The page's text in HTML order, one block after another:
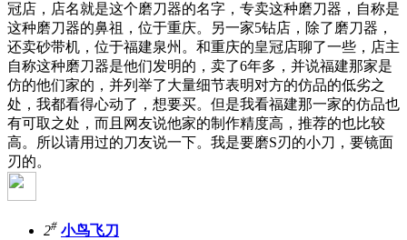
冠店，店名就是这个磨刀器的名字，专卖这种磨刀器，自称是
这种磨刀器的鼻祖，位于重庆。另一家5钻店，除了磨刀器，
还卖砂带机，位于福建泉州。和重庆的皇冠店聊了一些，店主
自称这种磨刀器是他们发明的，卖了6年多，并说福建那家是
仿的他们家的，并列举了大量细节表明对方的仿品的低劣之
处，我都看得心动了，想要买。但是我看福建那一家的仿品也
有可取之处，而且网友说他家的制作精度高，推荐的也比较
高。所以请用过的刀友说一下。我是要磨S刃的小刀，要镜面
刃的。
2# 小鸟飞刀